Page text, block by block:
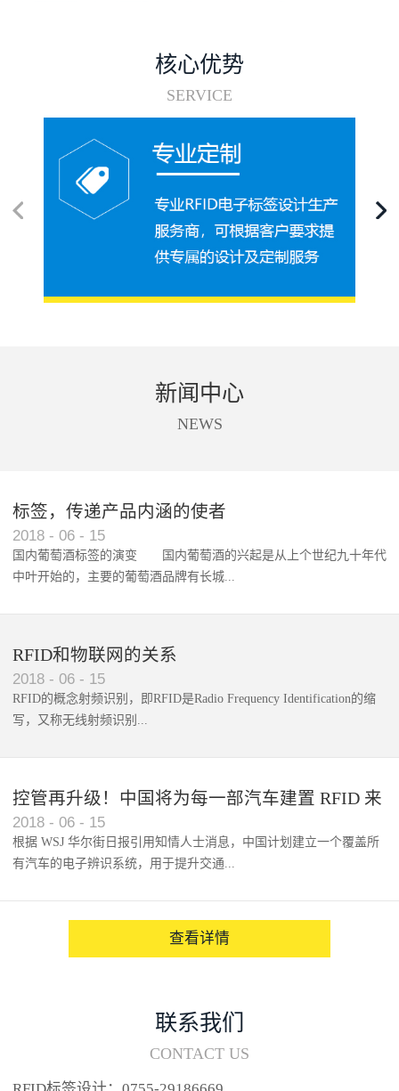
核心优势
SERVICE
新闻中心
NEWS
标签，传递产品内涵的使者
2018 - 06 - 15
国内葡萄酒标签的演变 国内葡萄酒的兴起是从上个世纪九十年代
中叶开始的，主要的葡萄酒品牌有长城...
RFID和物联网的关系
2018 - 06 - 15
RFID的概念射频识别，即RFID是Radio Frequency Identification的缩
写，又称无线射频识别...
控管再升级！中国将为每一部汽车建置 RFID 来
架构辨识系统
2018 - 06 - 15
根据 WSJ 华尔街日报引用知情人士消息，中国计划建立一个覆盖所
有汽车的电子辨识系统，用于提升交通...
查看详情
联系我们
CONTACT US